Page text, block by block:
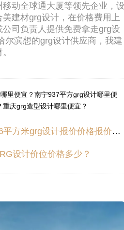
动全球通大厦等领先企业，
建材grg设计，在价格费用上
司负责人提供免费拿走grg设
尔滨想的grg设计供应商，我建
里便宜？南宁937平方grg设计哪里便
重庆grg造型设计哪里便宜？
米grg设计报价价格报价价钱多少？
设计价位价格多少？